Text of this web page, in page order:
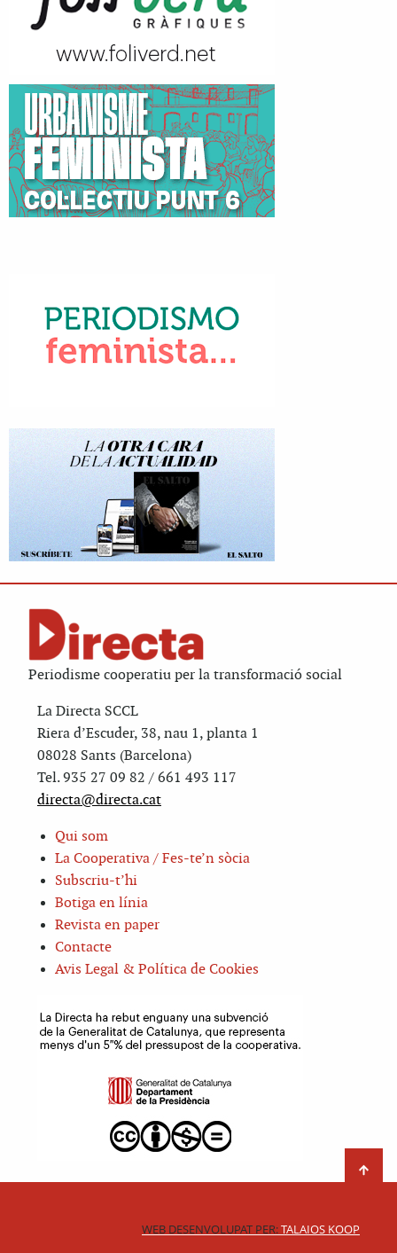
Periodisme cooperatiu per la transformació social
La Directa SCCL
Riera d’Escuder, 38, nau 1, planta 1
08028 Sants (Barcelona)
Tel. 935 27 09 82 / 661 493 117
directa@directa.cat
Qui som
La Cooperativa / Fes-te’n sòcia
Subscriu-t’hi
Botiga en línia
Revista en paper
Contacte
Avis Legal & Política de Cookies
WEB DESENVOLUPAT PER:TALAIOS KOOP